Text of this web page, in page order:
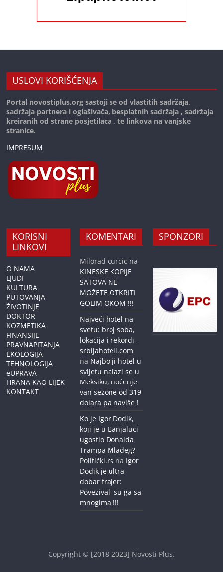
USLOVI KORIŠĆENJA
Portal novostiplus.org sastoji se od vlastitih sadržaja,
sadržaja partnera i oglašivača, besplatnih sadržaja , sadržaja
kreiranih od strane posjetilaca , te linkova na vanjske
stranice.
IMPRESUM
KORISNI
LINKOVI
O NAMA
LJUDI
KULTURA
PUTOVANJA
ŽIVOTINJE
DOKTOR
KOZMETIKA
FINANSIJE
PRAVNAPITANJA
EKOLOGIJA
TEHNOLOGIJA
eUPRAVA
HRANA KAO LIJEK
KONTAKT
KOMENTARI
Milorad curcic na
KINESKE KOPIJE
SATOVA NE
MOŽETE OTKRITI
GOLIM OKOM !!!
Najveći hotel na
svetu: broj soba,
lokacija i rekordi -
srbijahoteli.com
na Najbolji hotel u
svijetu nalazi se u
Meksiku, noćenje
van sezone od 319
dolara pa naviše !
Ko je Igor Dodik,
koji je u Banjaluci
ugostio Donalda
Trampa Mlađeg? -
Politički.rs na Igor
Dodik je ultra
dobar frajer:
Povezivali su ga sa
mnogima !!!
SPONZORI
Copyright © [2018-2023] Novosti Plus.